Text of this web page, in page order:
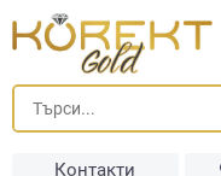
Контакти